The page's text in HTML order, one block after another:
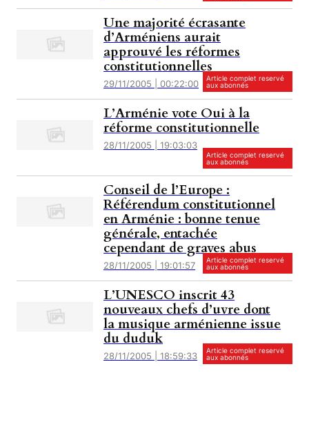
Une majorité écrasante
d’Arméniens aurait
approuvé les réformes
constitutionnelles
29/11/2005 | 00:22:00
Article complet reservé
aux abonnés
L’Arménie vote Oui à la
réforme constitutionnelle
28/11/2005 | 19:03:03
Article complet reservé
aux abonnés
Conseil de l’Europe :
Référendum constitutionnel
en Arménie : bonne tenue
générale, entachée
cependant de graves abus
28/11/2005 | 19:01:57
Article complet reservé
aux abonnés
L’UNESCO inscrit 43
nouveaux chefs d’uvre dont
la musique arménienne issue
du duduk
28/11/2005 | 18:59:33
Article complet reservé
aux abonnés